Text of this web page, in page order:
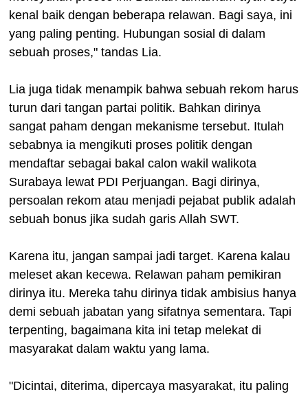
kenal baik dengan beberapa relawan. Bagi saya, ini
yang paling penting. Hubungan sosial di dalam
sebuah proses," tandas Lia.
Lia juga tidak menampik bahwa sebuah rekom harus
turun dari tangan partai politik. Bahkan dirinya
sangat paham dengan mekanisme tersebut. Itulah
sebabnya ia mengikuti proses politik dengan
mendaftar sebagai bakal calon wakil walikota
Surabaya lewat PDI Perjuangan. Bagi dirinya,
persoalan rekom atau menjadi pejabat publik adalah
sebuah bonus jika sudah garis Allah SWT.
Karena itu, jangan sampai jadi target. Karena kalau
meleset akan kecewa. Relawan paham pemikiran
dirinya itu. Mereka tahu dirinya tidak ambisius hanya
demi sebuah jabatan yang sifatnya sementara. Tapi
terpenting, bagaimana kita ini tetap melekat di
masyarakat dalam waktu yang lama.
"Dicintai, diterima, dipercaya masyarakat, itu paling